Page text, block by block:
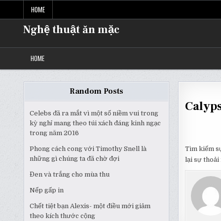
content
HOME
Nghệ thuật ăn mặc
HOME
Random Posts
Celebs đã ra mắt vì một số niềm vui trong
kỳ nghỉ mang theo túi xách đáng kinh ngạc
trong năm 2016
Phong cách cong với Timothy Snell là
những gì chúng ta đã chờ đợi
Đen và trắng cho mùa thu
Nếp gấp in
Chết tiệt bạn Alexis- một điều mới giảm
theo kích thước cộng
Tìm kiếm
lại sự thoải